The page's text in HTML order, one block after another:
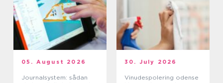
05. August 2026
Journalsystem: sådan
30. July 2026
Vinudespolering odense